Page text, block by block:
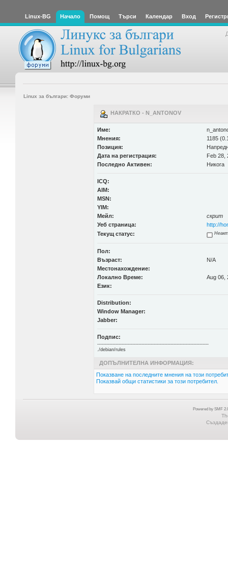
Linux-BG Начало Помощ Търси Календар Вход
Linux за българи: Форуми
НАКРАТКО - N_ANTONOV
Име:
Мнения:
1185
Позиция:
Дата на регистрация:
Feb 28,
Последно Активен:
Никога
ICQ:
AIM:
MSN:
YIM:
Мейл:
скрит
Уеб страница:
http://
Текущ статус:
Пол:
Възраст:
N/A
Местонахождение:
Локално Време:
Aug 06,
Език:
Distribution:
Window Manager:
Jabber:
Подпис:
-------------------------------------------------------------------------
./debian/rules
ДОПЪЛНИТЕЛНА ИНФОРМАЦИЯ:
Показване на последните мнения на този
Показвай общи статистики за този потребител.
Powered by SMF